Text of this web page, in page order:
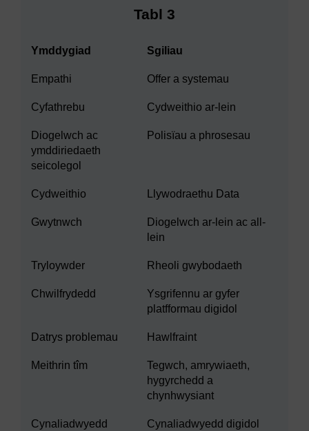
Tabl 3
Ymddygiad Sgiliau
Empathi Offer a systemau
Cyfathrebu Cydweithio ar-lein
Diogelwch ac
ymddiriedaeth
seicolegol
Polisïau a phrosesau
Cydweithio Llywodraethu Data
Gwytnwch
Diogelwch ar-lein ac all-
lein
Tryloywder Rheoli gwybodaeth
Chwilfrydedd
Ysgrifennu ar gyfer
platfformau digidol
Datrys problemau Hawlfraint
Meithrin tîm
Tegwch, amrywiaeth,
hygyrchedd a
chynhwysiant
Cynaliadwyedd Cynaliadwyedd digidol